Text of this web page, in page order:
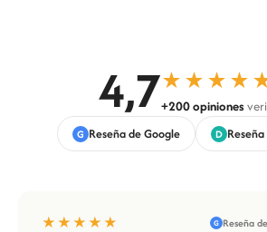
4,7+200 opiniones
G Reseña de Google D
★★★★★ G Reseña